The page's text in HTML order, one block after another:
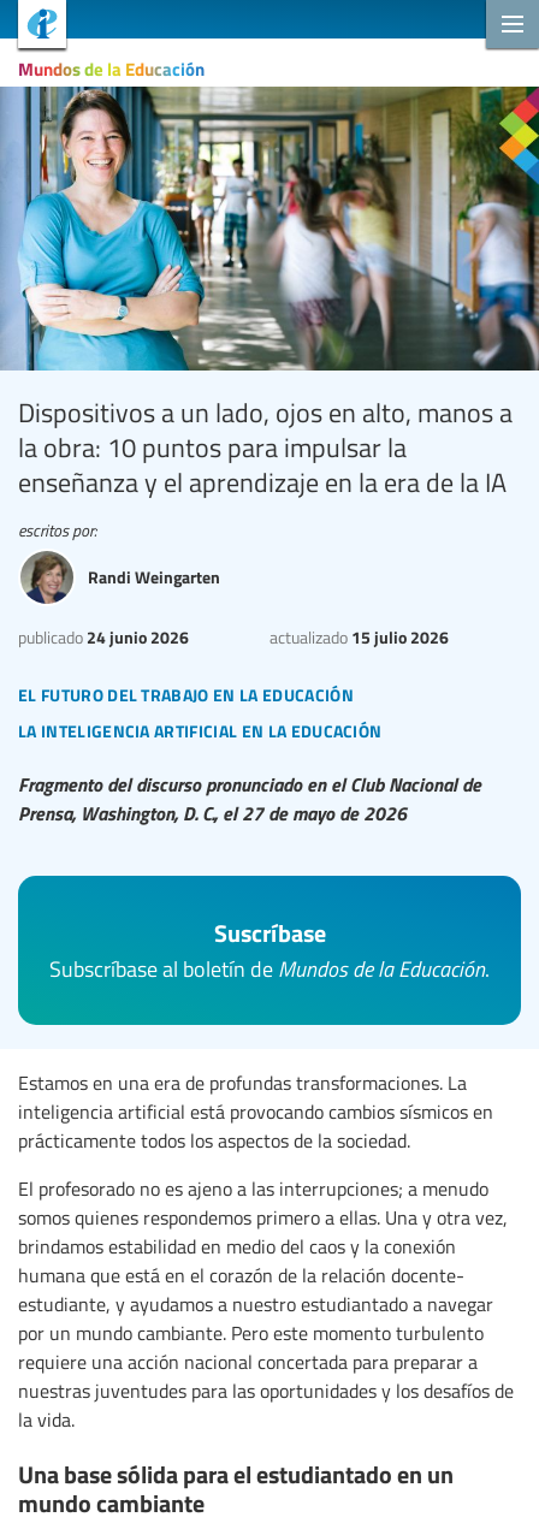
Mundos de la Educación
Dispositivos a un lado, ojos en alto, manos a
la obra: 10 puntos para impulsar la
enseñanza y el aprendizaje en la era de la IA
Fragmento del discurso pronunciado en el Club Nacional de
Prensa, Washington, D. C., el 27 de mayo de 2026
el futuro del trabajo en la educación
la inteligencia artificial en la educación
publicado 24 junio 2026 actualizado 15 julio 2026
escritos por:
Randi Weingarten
Suscríbase
Subscríbase al boletín de Mundos de la Educación.
Estamos en una era de profundas transformaciones. La
inteligencia artificial está provocando cambios sísmicos en
prácticamente todos los aspectos de la sociedad.
El profesorado no es ajeno a las interrupciones; a menudo
somos quienes respondemos primero a ellas. Una y otra vez,
brindamos estabilidad en medio del caos y la conexión
humana que está en el corazón de la relación docente-
estudiante, y ayudamos a nuestro estudiantado a navegar
por un mundo cambiante. Pero este momento turbulento
requiere una acción nacional concertada para preparar a
nuestras juventudes para las oportunidades y los desafíos de
la vida.
Una base sólida para el estudiantado en un
mundo cambiante